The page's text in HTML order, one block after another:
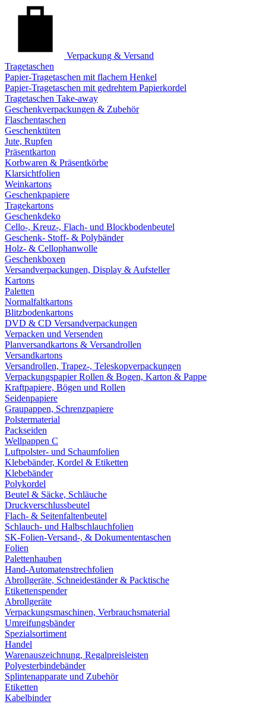
Verpackung & Versand
Tragetaschen
Papier-Tragetaschen mit flachem Henkel
Papier-Tragetaschen mit gedrehtem Papierkordel
Tragetaschen Take-away
Geschenkverpackungen & Zubehör
Flaschentaschen
Geschenktüten
Jute, Rupfen
Präsentkarton
Korbwaren & Präsentkörbe
Klarsichtfolien
Weinkartons
Geschenkpapiere
Tragekartons
Geschenkdeko
Cello-, Kreuz-, Flach- und Blockbodenbeutel
Geschenk- Stoff- & Polybänder
Holz- & Cellophanwolle
Geschenkboxen
Versandverpackungen, Display & Aufsteller
Kartons
Paletten
Normalfaltkartons
Blitzbodenkartons
DVD & CD Versandverpackungen
Verpacken und Versenden
Planversandkartons & Versandrollen
Versandkartons
Versandrollen, Trapez-, Teleskopverpackungen
Verpackungspapier Rollen & Bogen, Karton & Pappe
Kraftpapiere, Bögen und Rollen
Seidenpapiere
Graupappen, Schrenzpapiere
Polstermaterial
Packseiden
Wellpappen C
Luftpolster- und Schaumfolien
Klebebänder, Kordel & Etiketten
Klebebänder
Polykordel
Beutel & Säcke, Schläuche
Druckverschlussbeutel
Flach- & Seitenfaltenbeutel
Schlauch- und Halbschlauchfolien
SK-Folien-Versand-, & Dokumententaschen
Folien
Palettenhauben
Hand-Automatenstrechfolien
Abrollgeräte, Schneideständer & Packtische
Etikettenspender
Abrollgeräte
Verpackungsmaschinen, Verbrauchsmaterial
Umreifungsbänder
Spezialsortiment
Handel
Warenauszeichnung, Regalpreisleisten
Polyesterbindebänder
Splintenapparate und Zubehör
Etiketten
Kabelbinder